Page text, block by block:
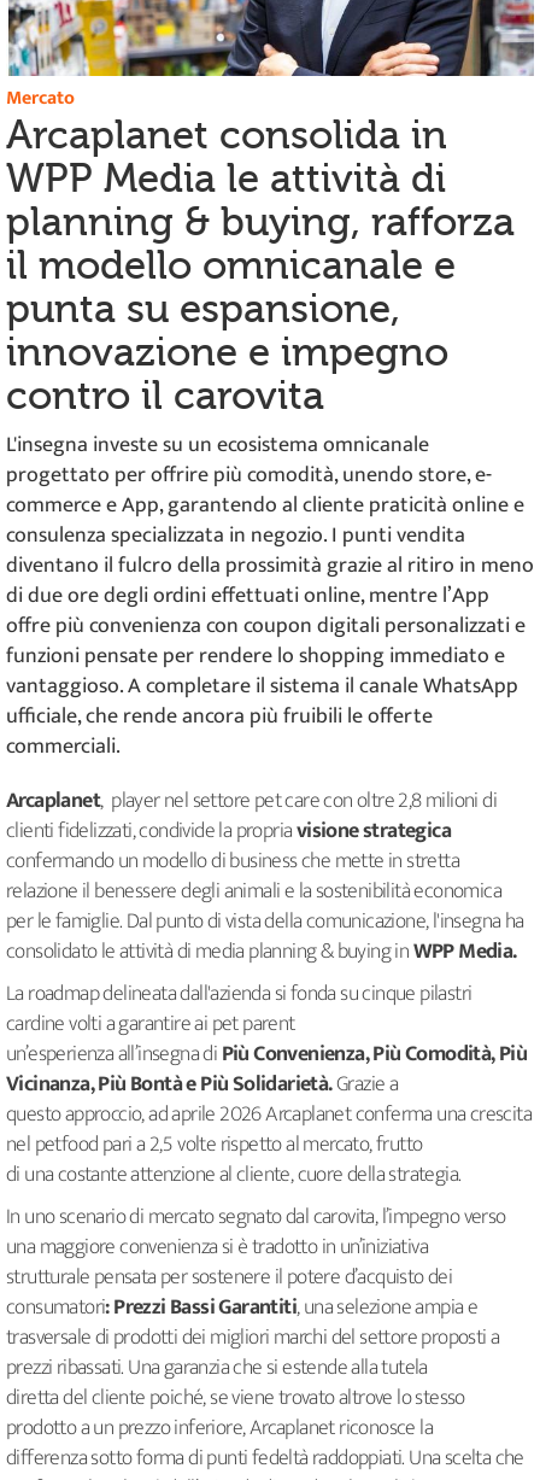
Mercato
Arcaplanet consolida in
WPP Media le attività di
planning & buying, rafforza
il modello omnicanale e
punta su espansione,
innovazione e impegno
contro il carovita
L'insegna investe su un ecosistema omnicanale
progettato per offrire più comodità, unendo store, e-
commerce e App, garantendo al cliente praticità online e
consulenza specializzata in negozio. I punti vendita
diventano il fulcro della prossimità grazie al ritiro in meno
di due ore degli ordini effettuati online, mentre l’App
offre più convenienza con coupon digitali personalizzati e
funzioni pensate per rendere lo shopping immediato e
vantaggioso. A completare il sistema il canale WhatsApp
ufficiale, che rende ancora più fruibili le offerte
commerciali.
Arcaplanet, player nel settore pet care con oltre 2,8 milioni di
clienti fidelizzati, condivide la propriavisione strategica
confermando un modello di business che mette in stretta
relazione il benessere degli animali e la sostenibilità economica
per le famiglie. Dal punto di vista della comunicazione, l'insegna ha
consolidato le attività di media planning & buying inWPP Media.
La roadmap delineata dall'azienda si fonda su cinque pilastri
cardine volti a garantire ai pet parent
un’esperienza all’insegna diPiù Convenienza, Più Comodità, Più
Vicinanza, Più Bontà e Più Solidarietà.Grazie a
questo approccio, ad aprile 2026 Arcaplanet conferma una crescita
nel petfood pari a 2,5 volte rispetto al mercato, frutto
di una costante attenzione al cliente, cuore della strategia.
In uno scenario di mercato segnato dal carovita, l’impegno verso
una maggiore convenienza si è tradotto in un’iniziativa
strutturale pensata per sostenere il potere d’acquisto dei
consumatori: Prezzi Bassi Garantiti, una selezione ampia e
trasversale di prodotti dei migliori marchi del settore proposti a
prezzi ribassati. Una garanzia che si estende alla tutela
diretta del cliente poiché, se viene trovato altrove lo stesso
prodotto a un prezzo inferiore, Arcaplanet riconosce la
differenza sotto forma di punti fedeltà raddoppiati. Una scelta che